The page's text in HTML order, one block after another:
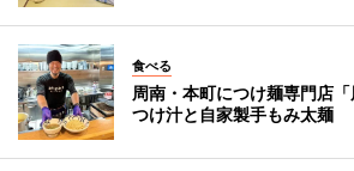
食べる
周南・本町につけ麺専門店
つけ汁と自家製手もみ太麺